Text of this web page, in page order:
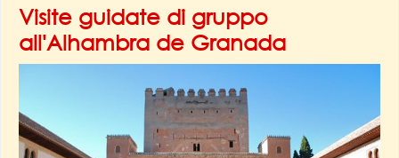
Visite guidate di gruppo
all'Alhambra de Granada